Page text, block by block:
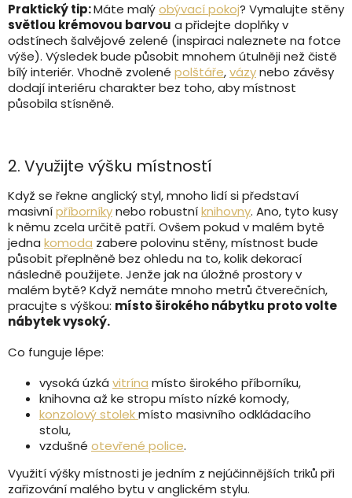
Praktický tip:Máte malýobývací pokoj? Vymalujte stěny
světlou krémovou barvou a přidejte doplňky v
odstínech šalvějové zelené (inspiraci naleznete na fotce
výše). Výsledek bude působit mnohem útulněji než čistě
bílý interiér. Vhodně zvolené polštáře,vázynebo závěsy
dodají interiéru charakter bez toho, aby místnost
působila stísněně.
2. Využijte výšku místností
Když se řekne anglický styl, mnoho lidí si představí
masivnípříborníkynebo robustníknihovny. Ano, tyto kusy
k němu zcela určitě patří. Ovšem pokud v malém bytě
jedna komoda zabere polovinu stěny, místnost bude
působit přeplněně bez ohledu na to, kolik dekorací
následně použijete. Jenže jak na úložné prostory v
malém bytě? Když nemáte mnoho metrů čtverečních,
pracujte s výškou: místo širokého nábytku proto volte
nábytek vysoký.
Co funguje lépe:
vysoká úzká vitrína místo širokého příborníku,
knihovna až ke stropu místo nízké komody,
konzolový stolekmísto masivního odkládacího
stolu,
vzdušné otevřené police.
Využití výšky místnosti je jedním z nejúčinnějších triků při
zařizování malého bytu v anglickém stylu.